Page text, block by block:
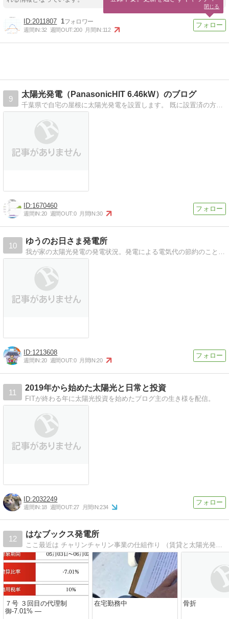
2011807 1
週間IN:32 週間OUT:200 月間IN:112
9
太陽光発電（PanasonicHIT 6.46kW）のブログ
千葉県で自宅の屋根に太陽光発電を設置します。 既に設置済の方、これから設置予定の方にも参考になる様、設置した機器の情報や日々の発電量等を発信していきます。
1670460
週間IN:20 週間OUT:0 月間IN:30
10
ゆうのお日さま発電所
1213608
週間IN:20 週間OUT:0 月間IN:20
11
2019年から始めた太陽光と日常と投資
FITが終わる年に太陽光投資を始めたブログ主の生き様を配信。
2032249
週間IN:18 週間OUT:27 月間IN:234
12
はなブックス発電所
ここ最近は チャリンチャリン事業の仕組作り （賃貸と太陽光発電）に ド・はまり中!!
７号 ３回目の代理制
御-7.01% ―
在宅勤務中 骨折
閉じる